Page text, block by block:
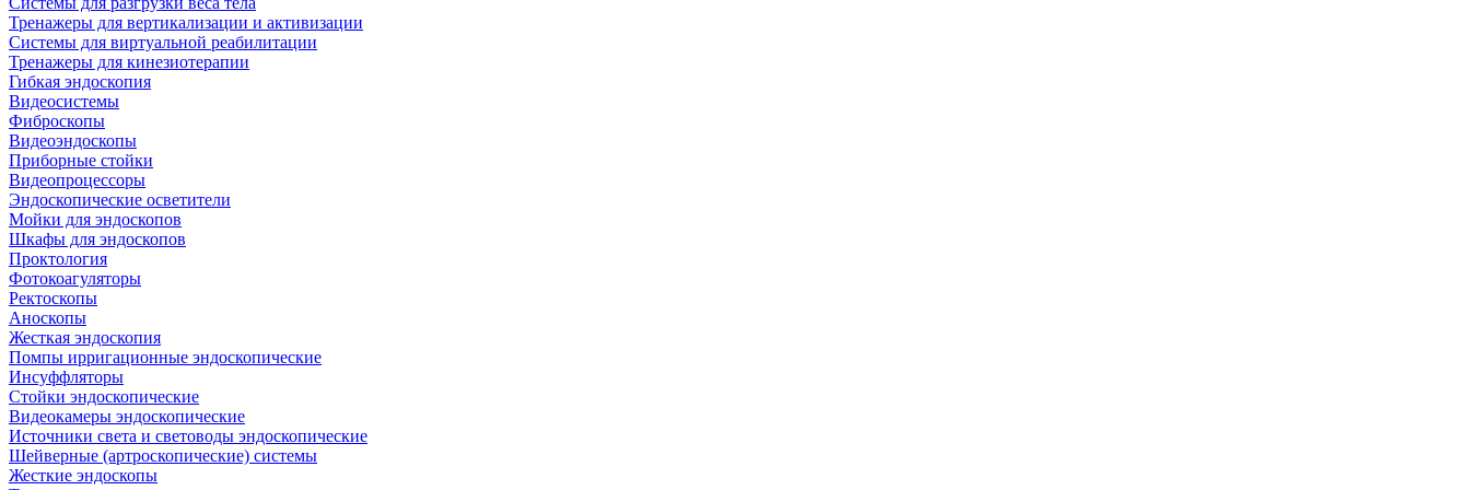
Тренажеры для вертикализации и активизации
Системы для виртуальной реабилитации
Тренажеры для кинезиотерапии
Гибкая эндоскопия
Видеосистемы
Фиброскопы
Видеоэндоскопы
Приборные стойки
Видеопроцессоры
Эндоскопические осветители
Мойки для эндоскопов
Шкафы для эндоскопов
Проктология
Фотокоагуляторы
Ректоскопы
Аноскопы
Жесткая эндоскопия
Помпы ирригационные эндоскопические
Инсуффляторы
Стойки эндоскопические
Видеокамеры эндоскопические
Источники света и световоды эндоскопические
Шейверные (артроскопические) системы
Жесткие эндоскопы